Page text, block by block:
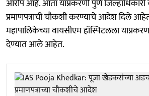
आरोप आहे. आता याप्रकरणी पुणे जिल्हाधिकारी
प्रमाणपत्राची चौकशी करण्याचे आदेश दिले
महापालिकेच्या वायसीएम हॉस्पिटलला
देण्यात आले आहेत.